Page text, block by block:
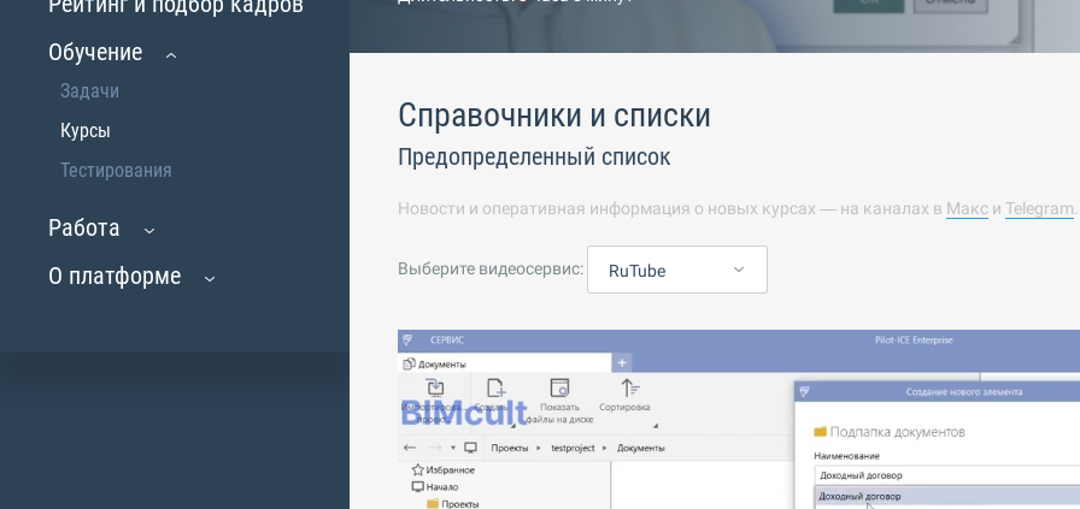
Обучение
Задачи
Курсы
Тестирования
Работа
О платформе
Справочники и списки
Предопределенный список
Новости и оперативная информация о новых курсах — на каналах в Макс и Telegram
Выберите видеосервис: RuTube